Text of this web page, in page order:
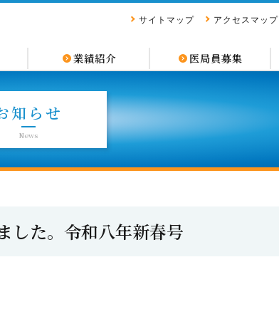
サイトマップ アクセスマップ
業績紹介 医局員募集
知らせ
News
した。令和八年新春号